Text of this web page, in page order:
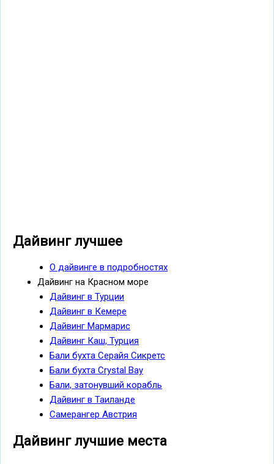
Дайвинг лучшее
О дайвинге в подробностях
Дайвинг на Красном море
Дайвинг в Турции
Дайвинг в Кемере
Дайвинг Мармарис
Дайвинг Каш, Турция
Бали бухта Серайя Сикретс
Бали бухта Crystal Bay
Бали, затонувший корабль
Дайвинг в Таиланде
Самерангер Австрия
Дайвинг лучшие места